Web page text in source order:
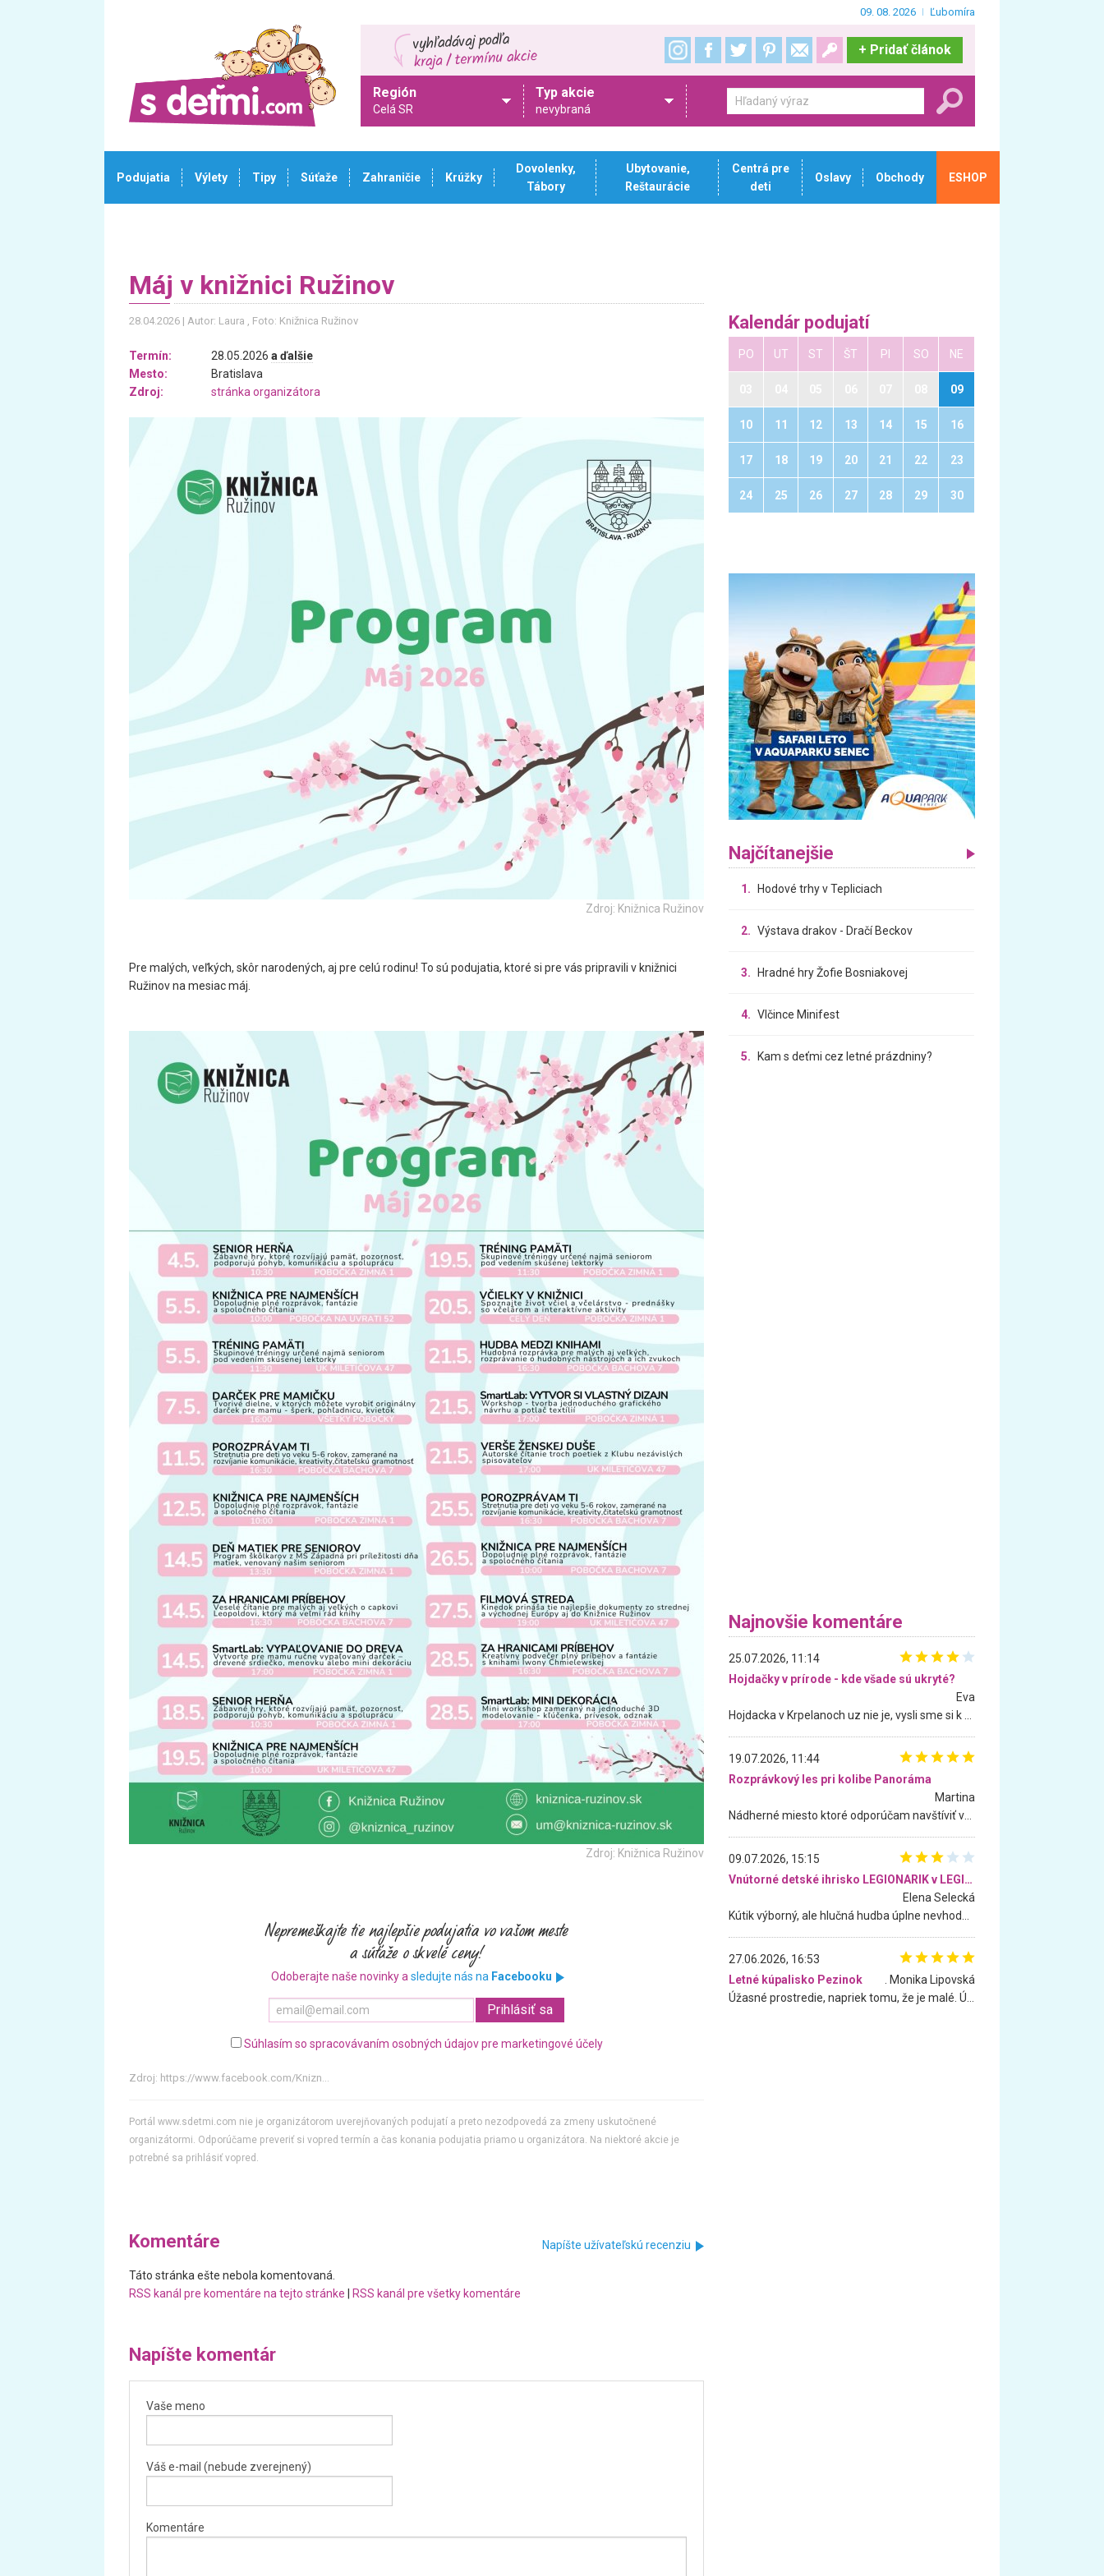
09. 08. 2026 Ľubomíra
+ Pridať článok
Región
Celá SR
Typ akcie
nevybraná
Podujatia Výlety Tipy Súťaže Zahraničie Krúžky
Dovolenky,
Tábory
Ubytovanie,
Reštaurácie
Centrá pre
deti
Oslavy Obchody ESHOP
Máj v knižnici Ružinov
28.04.2026 Autor: Laura , Foto: Knižnica Ružinov
Termín: 28.05.2026 a ďalšie
Mesto:
Bratislava
Zdroj:
stránka organizátora
Zdroj: Knižnica Ružinov
Pre malých, veľkých, skôr narodených, aj pre celú rodinu! To sú podujatia, ktoré si pre vás pripravili v knižnici
Ružinov na mesiac máj.
Zdroj: Knižnica Ružinov
Odoberajte naše novinky a sledujte nás na Facebooku
Súhlasím so spracovávaním osobných údajov pre marketingové účely
Zdroj: https://www.facebook.com/Knizn...
Portál www.sdetmi.com nie je organizátorom uverejňovaných podujatí a preto nezodpovedá za zmeny uskutočnené
organizátormi. Odporúčame preveriť si vopred termín a čas konania podujatia priamo u organizátora. Na niektoré akcie je
potrebné sa prihlásiť vopred.
Komentáre Napíšte užívateľskú recenziu
Táto stránka ešte nebola komentovaná.
RSS kanál pre komentáre na tejto stránke
RSS kanál pre všetky komentáre
Napíšte komentár
Vaše meno
Váš e-mail (nebude zverejnený)
Komentáre
Kalendár podujatí
PO UT ST ŠT PI SO NE
09
10 11 12 13 14 15 16
17 18 19 20 21 22 23
24 25 26 27 28 29 30
Najčítanejšie
1. Hodové trhy v Tepliciach
2. Výstava drakov - Dračí Beckov
3. Hradné hry Žofie Bosniakovej
4. Vlčince Minifest
5. Kam s deťmi cez letné prázdniny?
Najnovšie komentáre
25.07.2026, 11:14
Hojdačky v prírode - kde všade sú ukryté?
Eva
19.07.2026, 11:44
Rozprávkový les pri kolibe Panoráma
Martina
09.07.2026, 15:15
Vnútorné detské ihrisko LEGIONARIK v LEGIA Fitness
Elena Selecká
27.06.2026, 16:53
Letné kúpalisko Pezinok
. Monika Lipovská